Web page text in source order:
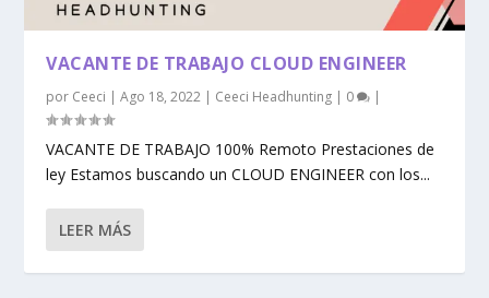
VACANTE DE TRABAJO CLOUD ENGINEER
por Ceeci |Ago 18, 2022 | Ceeci Headhunting | 0 |
VACANTE DE TRABAJO 100% Remoto Prestaciones de
ley Estamos buscando un CLOUD ENGINEER con los...
LEER MÁS